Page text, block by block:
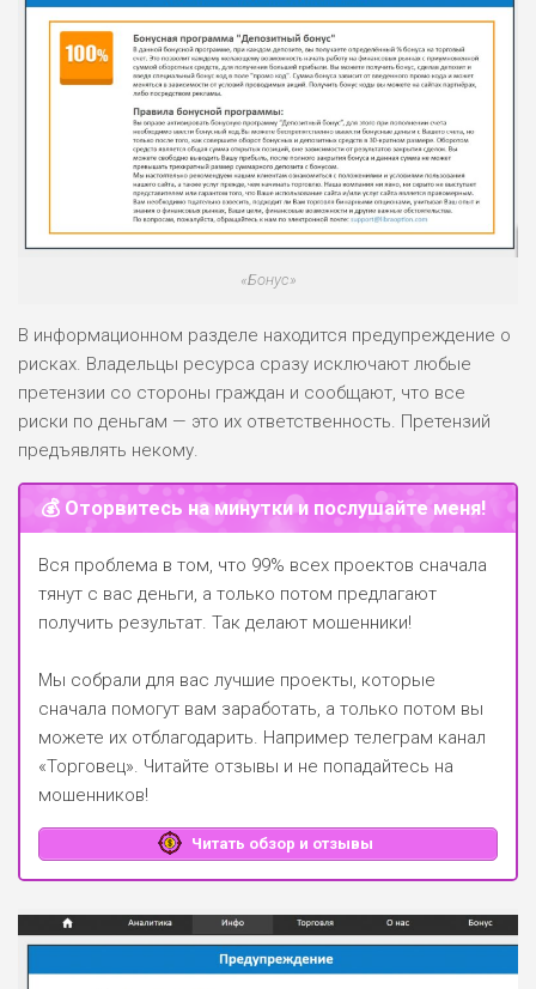
«Бонус»
В информационном разделе находится предупреждение о
рисках. Владельцы ресурса сразу исключают любые
претензии со стороны граждан и сообщают, что все
риски по деньгам — это их ответственность. Претензий
предъявлять некому.
💰 Оторвитесь на минутки и послушайте меня!
Вся проблема в том, что 99% всех проектов сначала
тянут с вас деньги, а только потом предлагают
получить результат. Так делают мошенники!
Мы собрали для вас лучшие проекты, которые
сначала помогут вам заработать, а только потом вы
можете их отблагодарить. Например телеграм канал
«Торговец». Читайте отзывы и не попадайтесь на
мошенников!
Читать обзор и отзывы